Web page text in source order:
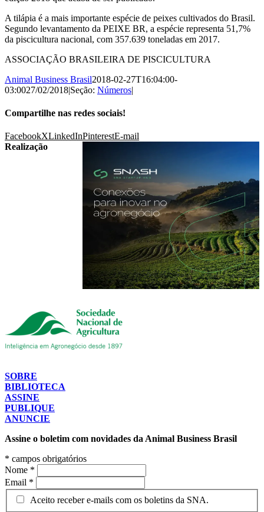
A tilápia é a mais importante espécie de peixes cultivados do Brasil.
Segundo levantamento da PEIXE BR, a espécie representa 51,7%
da piscicultura nacional, com 357.639 toneladas em 2017.
ASSOCIAÇÃO BRASILEIRA DE PISCICULTURA
Animal Business Brasil2018-02-27T16:04:00-
03:0027/02/2018|Seção: Números|
Compartilhe nas redes sociais!
FacebookXLinkedInPinterestE-mail
Realização
SOBRE
BIBLIOTECA
ASSINE
PUBLIQUE
ANUNCIE
Assine o boletim com novidades da Animal Business Brasil
* campos obrigatórios
Nome *
Email *
Aceito receber e-mails com os boletins da SNA.